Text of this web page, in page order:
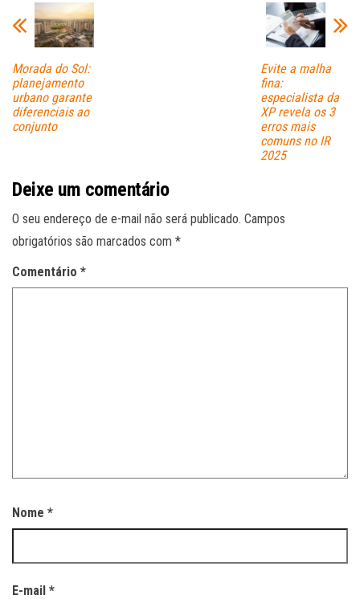
pp
Morada do Sol:
planejamento
urbano garante
diferenciais ao
conjunto
Evite a malha
fina:
especialista da
XP revela os 3
erros mais
comuns no IR
2025
Deixe um comentário
O seu endereço de e-mail não será publicado. Campos
obrigatórios são marcados com *
Comentário *
Nome *
E-mail *